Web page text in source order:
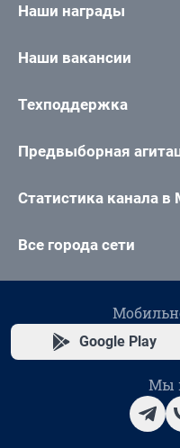
Наши награды
Наши вакансии
Техподдержка
Предвыборная
Статистика канала в
Все города сети
Google Play
Мы